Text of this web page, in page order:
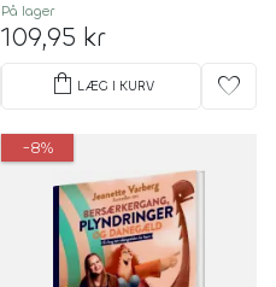
På lager
109,95 kr
shopping_bag LÆG I KURV favorite
-8%